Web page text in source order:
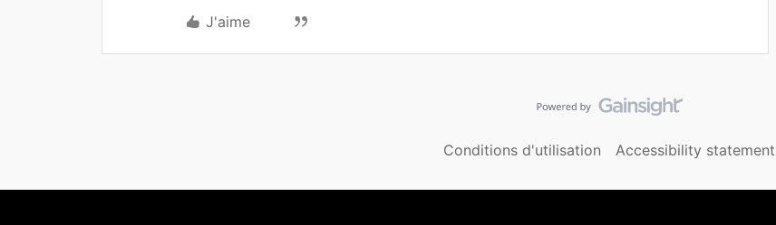
J'aime
Conditions d'utilisation Accessibility statement